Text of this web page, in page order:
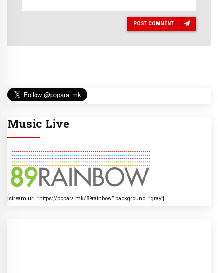
POST COMMENT
Music Live
[stream url=”https://popara.mk/89rainbow” background=”gray”]